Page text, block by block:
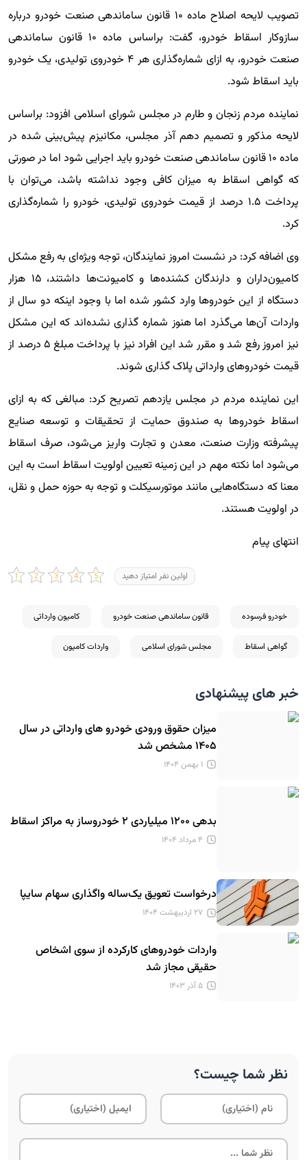
تصویب لایحه اصلاح ماده ۱۰ قانون ساماندهی صنعت خودرو درباره
سازوکار اسقاط خودرو، گفت: براساس ماده ۱۰ قانون ساماندهی
صنعت خودرو، به ازای شماره‌گذاری هر ۴ خودروی تولیدی، یک خودرو
باید اسقاط شود.
نماینده مردم زنجان و طارم در مجلس شورای اسلامی افزود: براساس
لایحه مذکور و تصمیم دهم آذر مجلس، مکانیزم پیش‌بینی شده در
ماده ۱۰ قانون ساماندهی صنعت خودرو باید اجرایی شود اما در صورتی
که گواهی اسقاط به میزان کافی وجود نداشته باشد، می‌توان با
پرداخت ۱.۵ درصد از قیمت خودروی تولیدی، خودرو را شماره‌گذاری
کرد.
وی اضافه کرد: در نشست امروز نمایندگان، توجه ویژه‌ای به رفع مشکل
کامیون‌داران و دارندگان کشنده‌ها و کامیونت‌ها داشتند، ۱۵ هزار
دستگاه از این خودروها وارد کشور شده اما با وجود اینکه دو سال از
واردات آن‌ها می‌گذرد اما هنوز شماره گذاری نشده‌اند که این مشکل
نیز امروز رفع شد و مقرر شد این افراد نیز با پرداخت مبلغ ۵ درصد از
قیمت خودروهای وارداتی پلاک گذاری شوند.
این نماینده مردم در مجلس یازدهم تصریح کرد: مبالغی که به ازای
اسقاط خودروها به صندوق حمایت از تحقیقات و توسعه صنایع
پیشرفته وزارت صنعت، معدن و تجارت واریز می‌شود، صرف اسقاط
می‌شود اما نکته مهم در این زمینه تعیین اولویت اسقاط است به این
معنا که دستگاه‌هایی مانند موتورسیکلت و توجه به حوزه حمل و نقل،
در اولویت هستند.
انتهای پیام
اولین نفر امتیاز دهید
خودرو فرسوده قانون ساماندهی صنعت خودرو کامیون وارداتی
گواهی اسقاط مجلس شورای اسلامی واردات کامیون
خبر های پیشنهادی
میزان حقوق ورودی خودرو های وارداتی در سال
۱۴۰۵ مشخص شد
۱ بهمن ۱۴۰۴
بدهی ۱۲۰۰ میلیاردی ۲ خودروساز به مراکز اسقاط
۴ مرداد ۱۴۰۴
درخواست تعویق یک‌ساله واگذاری سهام سایپا
۲۷ اردیبهشت ۱۴۰۴
واردات خودروهای کارکرده از سوی اشخاص
حقیقی مجاز شد
۵ آذر ۱۴۰۳
نظر شما چیست؟